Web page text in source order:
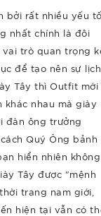
bởi rất nhiều yếu tố,
nhất chính là đôi
vai trò quan trọng
để tạo nên sự lịch
Tây thì Outfit mới
khác nhau mà giày
đàn ông trưởng
Quý Ông bảnh
hiển nhiên không
Tây được "mệnh
trang nam giới,
hiện tại vẫn có